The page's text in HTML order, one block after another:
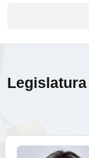
Legislatura